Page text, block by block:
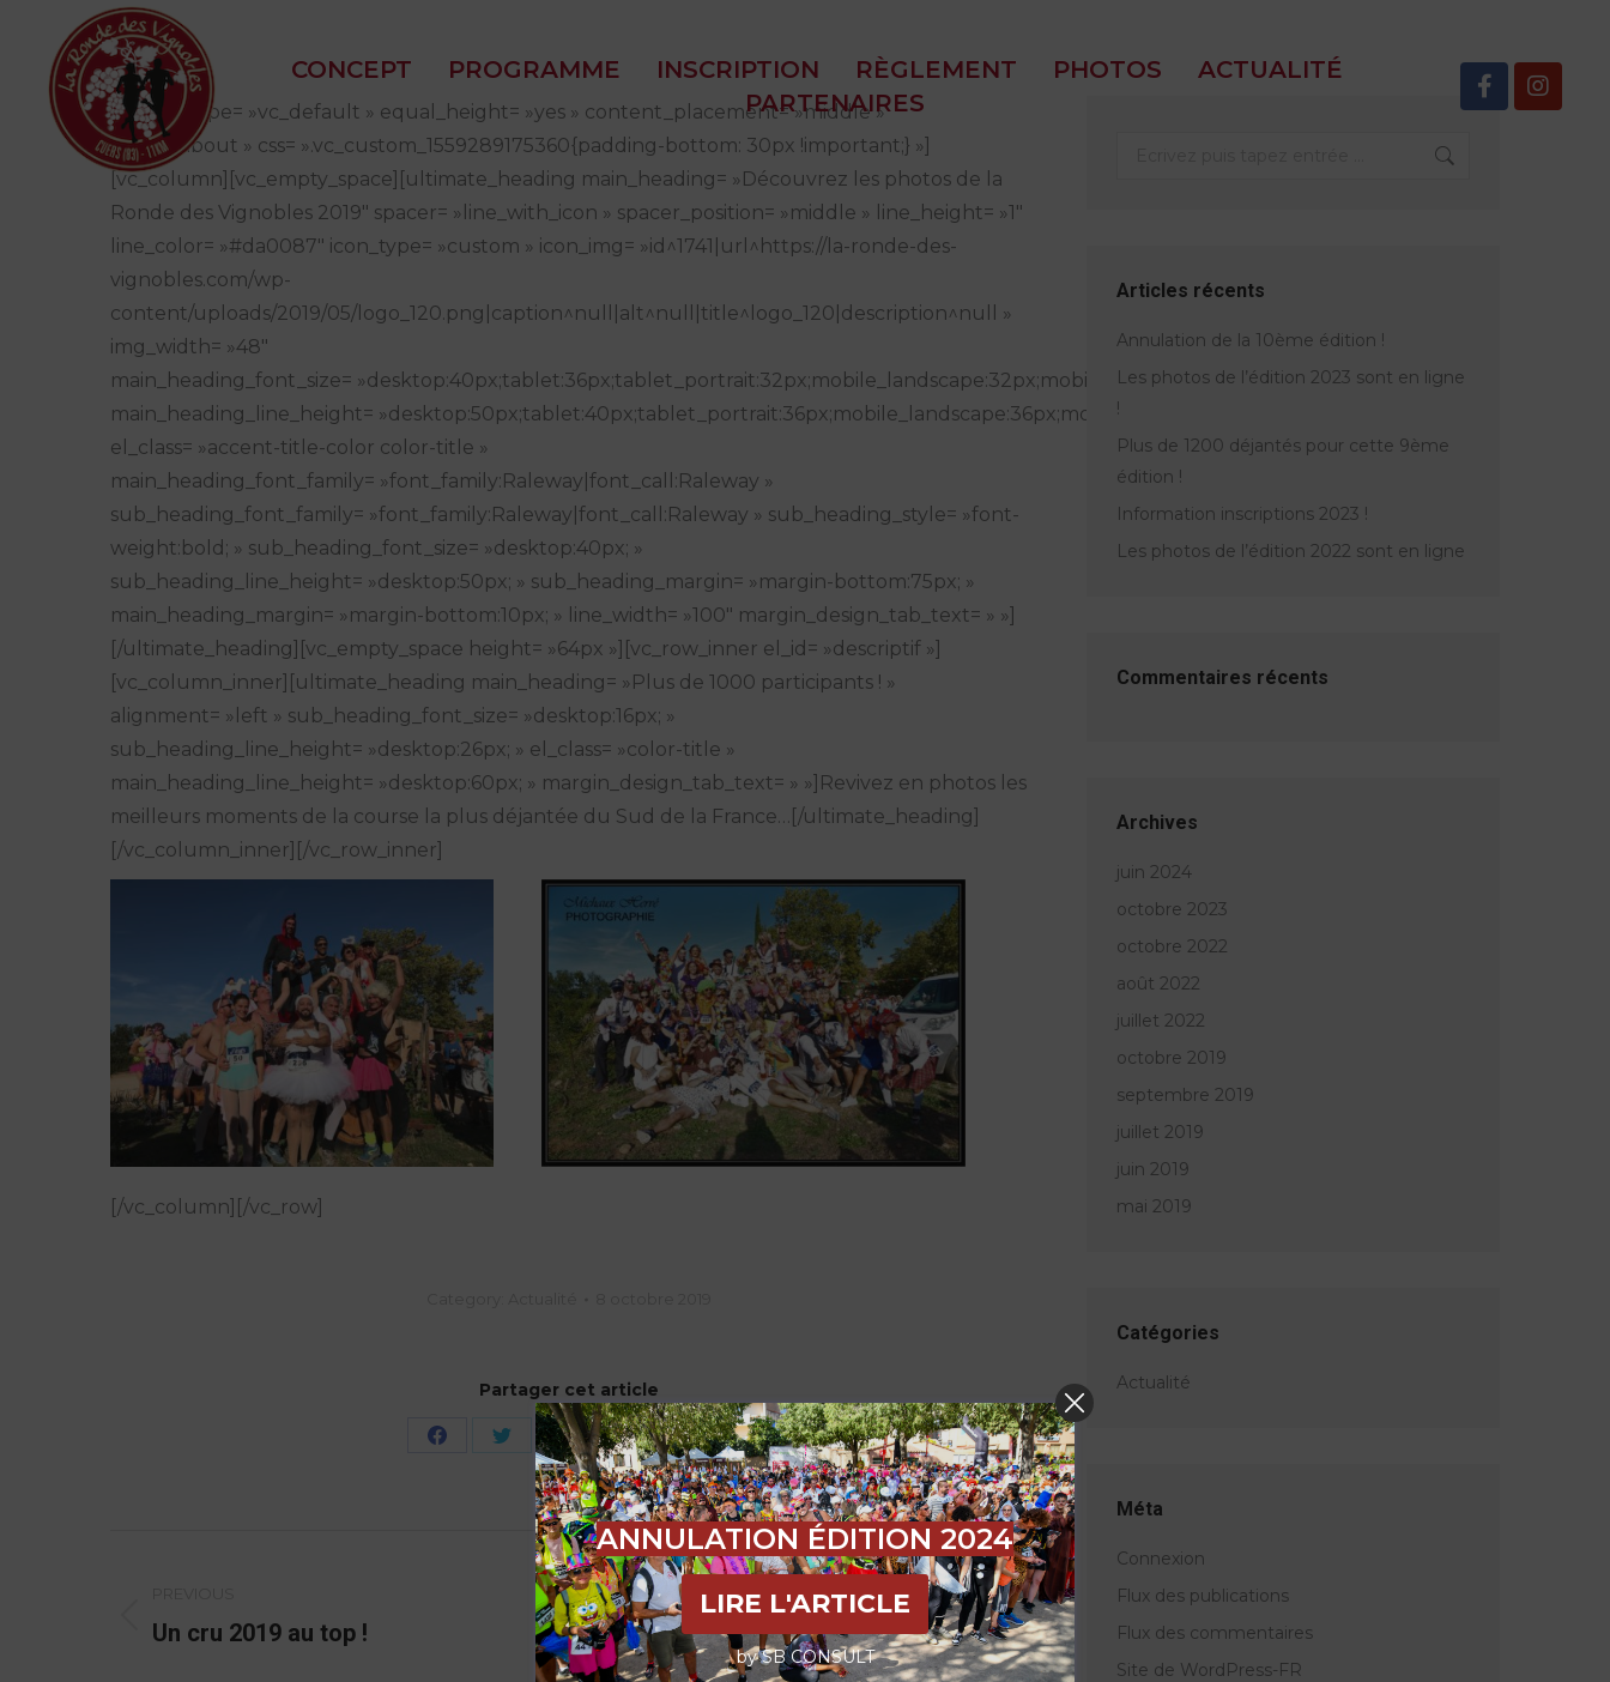
CONCEPT PROGRAMME INSCRIPTION RÈGLEMENT PHOTOS
ACTUALITÉ
PARTENAIRES
[vc_row type= »vc_default » equal_height= »yes » content_placement= »middle »
el_id= »about » css= ».vc_custom_1559289175360{padding-bottom: 30px !important;} »]
[vc_column][vc_empty_space][ultimate_heading main_heading= »Découvrez les photos de la
Ronde des Vignobles 2019″ spacer= »line_with_icon » spacer_position= »middle » line_height= »1″
line_color= »#da0087″ icon_type= »custom » icon_img= »id^1741|url^https://la-ronde-des-
vignobles.com/wp-
content/uploads/2019/05/logo_120.png|caption^null|alt^null|title^logo_120|description^null »
img_width= »48″
main_heading_font_size= »desktop:40px;tablet:36px;tablet_portrait:32px;mobile_landscape:32px;mobile:28px; »
main_heading_line_height= »desktop:50px;tablet:40px;tablet_portrait:36px;mobile_landscape:36px;mobile:32px; »
el_class= »accent-title-color color-title »
main_heading_font_family= »font_family:Raleway|font_call:Raleway »
sub_heading_font_family= »font_family:Raleway|font_call:Raleway » sub_heading_style= »font-
weight:bold; » sub_heading_font_size= »desktop:40px; »
sub_heading_line_height= »desktop:50px; » sub_heading_margin= »margin-bottom:75px; »
main_heading_margin= »margin-bottom:10px; » line_width= »100″ margin_design_tab_text= » »]
[/ultimate_heading][vc_empty_space height= »64px »][vc_row_inner el_id= »descriptif »]
[vc_column_inner][ultimate_heading main_heading= »Plus de 1000 participants ! »
alignment= »left » sub_heading_font_size= »desktop:16px; »
sub_heading_line_height= »desktop:26px; » el_class= »color-title »
main_heading_line_height= »desktop:60px; » margin_design_tab_text= » »]Revivez en photos les
meilleurs moments de la course la plus déjantée du Sud de la France…[/ultimate_heading]
[/vc_column_inner][/vc_row_inner]
[/vc_column][/vc_row]
Partager cet article
Un cru 2019 au top !
NEXT
Classement de la Ronde des
Vignobles 2019
Articles récents
Annulation de la 10ème édition !
Les photos de l’édition 2023 sont en ligne
!
Plus de 1200 déjantés pour cette 9ème
édition !
Information inscriptions 2023 !
Les photos de l’édition 2022 sont en ligne
Commentaires récents
Archives
juin 2024
octobre 2023
octobre 2022
août 2022
juillet 2022
octobre 2019
septembre 2019
juillet 2019
juin 2019
mai 2019
Catégories
Actualité
Méta
Connexion
Flux des publications
Flux des commentaires
Site de WordPress-FR
ANNULATION ÉDITION 2024
LIRE L'ARTICLE
by SB CONSULT